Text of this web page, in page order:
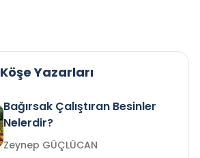
Köşe Yazarları
Bağırsak Çalıştıran Besinler
Nelerdir?
Zeynep GÜÇLÜCAN